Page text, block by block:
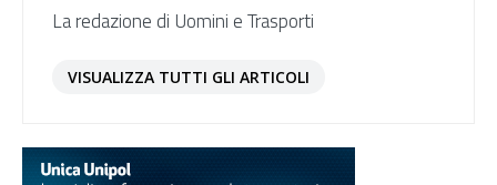
La redazione di Uomini e Trasporti
VISUALIZZA TUTTI GLI ARTICOLI